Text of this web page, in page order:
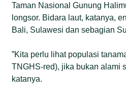
Taman Nasional Gunung
longsor. Bidara laut, katanya,
Bali, Sulawesi dan sebagian
”Kita perlu lihat populasi
TNGHS-red), jika bukan alami
katanya.